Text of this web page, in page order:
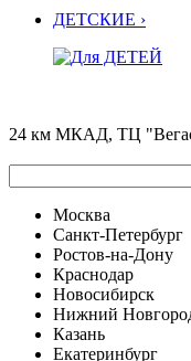
ДЕТСКИЕ ›
24 км МКАД, ТЦ
Москва
Санкт-Петербург
Ростов-на-Дону
Краснодар
Новосибирск
Нижний
Казань
Екатеринбург